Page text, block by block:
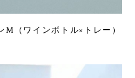
（ワインボトル×トレー）